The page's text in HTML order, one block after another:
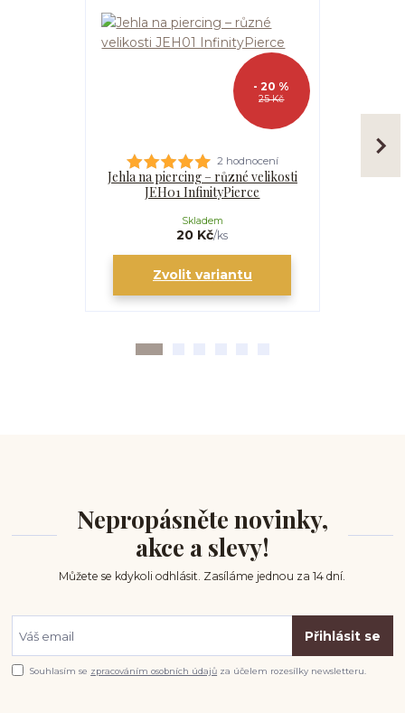
25 Kč
- 20 %
2 hodnocení
Jehla na piercing – různé velikosti
JEH01 InfinityPierce
20 Kč/ks
Skladem
Zvolit variantu
Nepropásněte novinky,
akce a slevy!
Můžete se kdykoli odhlásit. Zasíláme jednou za 14 dní.
Přihlásit se
Souhlasím se zpracováním osobních údajů za účelem rozesílky newsletteru.